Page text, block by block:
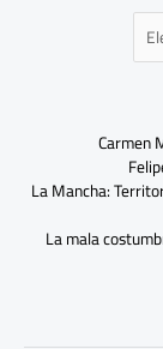
Carmen
La Mancha:
La mala